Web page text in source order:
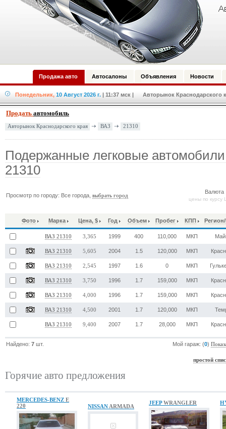
Продажа авто Автосалоны Объявления Новости
Понедельник, 10 Август 2026 г. | 11:37 мск | Авторынок Краснодарского
Продать автомобиль
Авторынок Краснодарского края ВАЗ 21310
Подержанные легковые
21310
Просмотр по городу: Все города,выбрать город
цены по
Фото Марка Цена, $ Год Объем Пробег КПП
ВАЗ 21310 3,365 1999 400 110,000 МКП
ВАЗ 21310 5,605 2004 1.5 120,000 МКП
ВАЗ 21310 2,545 1997 1.6 0 МКП
ВАЗ 21310 3,750 1996 1.7 159,000 МКП
ВАЗ 21310 4,000 1996 1.7 159,000 МКП
ВАЗ 21310 4,500 2001 1.7 120,000 МКП
ВАЗ 21310 9,400 2007 1.7 28,000 МКП
Найдено:7 шт. Мой гараж: (0)
простой
Горячие авто предложения
MERCEDES-BENZ E
220
NISSAN ARMADA
JEEPWRANGLER